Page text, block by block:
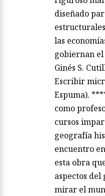
diseñado
las
gobiernan
Ginés S.
Escribir
Espuma).
como
cursos
geografía
encuentro
esta obra
aspectos del
mirar el